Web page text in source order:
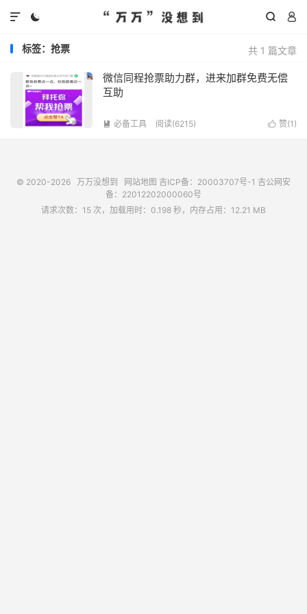
  

共 1 篇文章
标签：抢票
微信同程抢票助力群，进来加群免费无偿
互助
 赞(1 )
 必备工具 阅读(6215)
© 2020-2026 万万没想到 网站地图 吉ICP备：20003707号-1 吉公网安
备：22012202000060号
请求次数：15 次，加载用时：0.198 秒，内存占用：12.21 MB